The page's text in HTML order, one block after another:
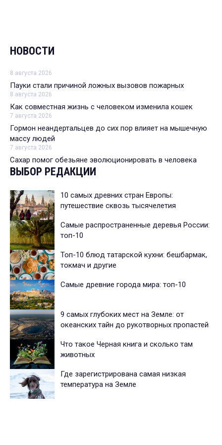
НОВОСТИ
8 августа 2026
Пауки стали причиной ложных вызовов пожарных
8 августа 2026
Как совместная жизнь с человеком изменила кошек
7 августа 2026
Гормон неандертальцев до сих пор влияет на мышечную
массу людей
7 августа 2026
Сахар помог обезьяне эволюционировать в человека
ВЫБОР РЕДАКЦИИ
10 самых древних стран Европы:
путешествие сквозь тысячелетия
Самые распространенные деревья России:
топ-10
Топ-10 блюд татарской кухни: бешбармак,
токмач и другие
Самые древние города мира: топ-10
9 самых глубоких мест на Земле: от
океанских тайн до рукотворных пропастей
Что такое Черная книга и сколько там
животных
Где зарегистрирована самая низкая
температура на Земле